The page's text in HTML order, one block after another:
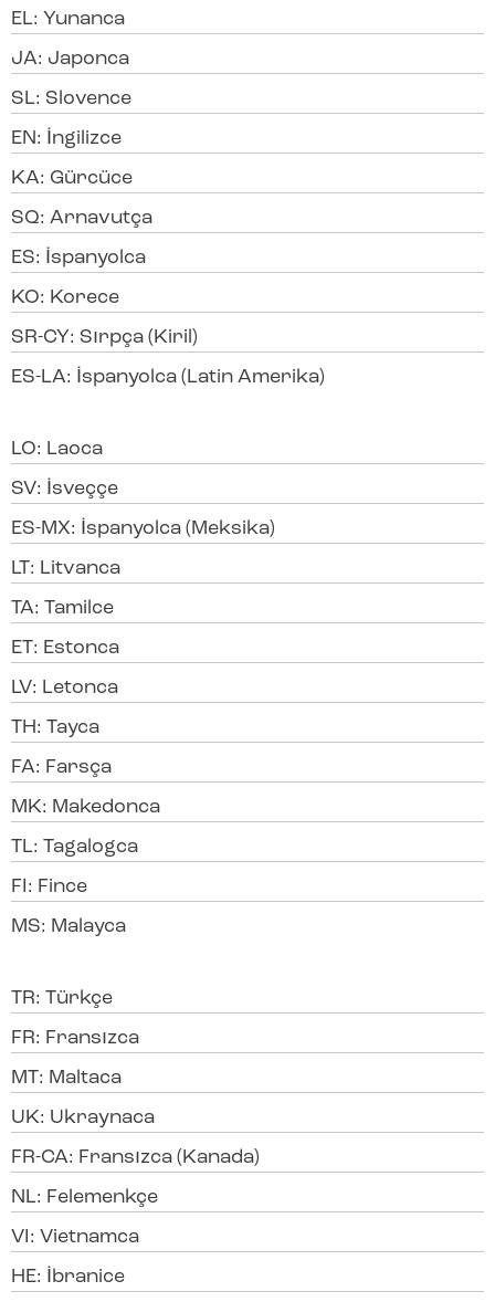
EL: Yunanca
JA: Japonca
SL: Slovence
EN: İngilizce
KA: Gürcüce
SQ: Arnavutça
ES: İspanyolca
KO: Korece
SR-CY: Sırpça (Kiril)
ES-LA: İspanyolca (Latin Amerika)
LO: Laoca
SV: İsveççe
ES-MX: İspanyolca (Meksika)
LT: Litvanca
TA: Tamilce
ET: Estonca
LV: Letonca
TH: Tayca
FA: Farsça
MK: Makedonca
TL: Tagalogca
FI: Fince
MS: Malayca
TR: Türkçe
FR: Fransızca
MT: Maltaca
UK: Ukraynaca
FR-CA: Fransızca (Kanada)
NL: Felemenkçe
VI: Vietnamca
HE: İbranice